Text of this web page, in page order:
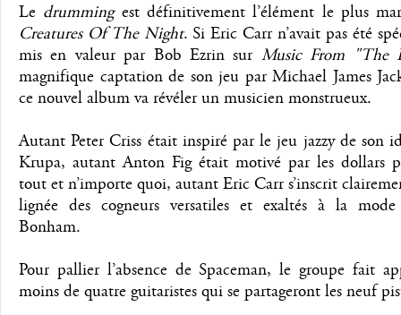
Le drummingest définitivement l’élément le plus
Creatures Of The Night. Si Eric Carr n’avait pas été
mis en valeur par Bob Ezrin sur Music From "The
magnifique captation de son jeu par Michael James
ce nouvel album va révéler un musicien monstrueux.
Autant Peter Criss était inspiré par le jeu jazzy de son
Krupa, autant Anton Fig était motivé par les dollars
tout et n’importe quoi, autant Eric Carr s’inscrit
lignée des cogneurs versatiles et exaltés à la
Bonham.
Pour pallier l’absence de Spaceman, le groupe fait
moins de quatre guitaristes qui se partageront les neuf